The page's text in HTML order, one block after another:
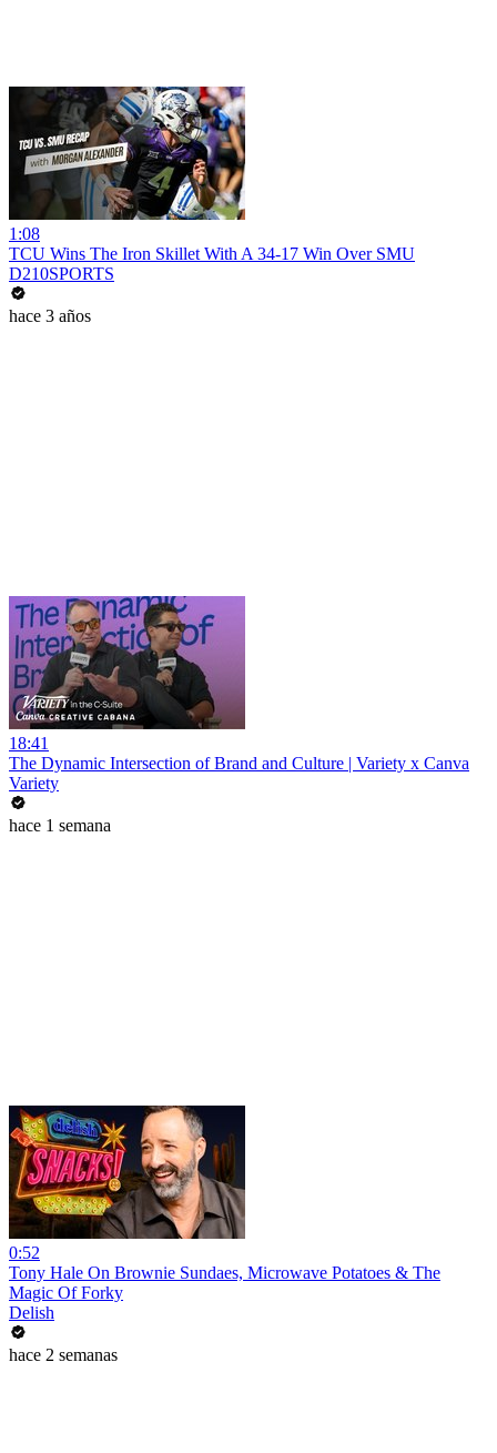
1:08
TCU Wins The Iron Skillet With A 34-17 Win Over SMU
D210SPORTS
hace 3 años
18:41
The Dynamic Intersection of Brand and Culture | Variety x Canva
Variety
hace 1 semana
0:52
Tony Hale On Brownie Sundaes, Microwave Potatoes & The
Magic Of Forky
Delish
hace 2 semanas